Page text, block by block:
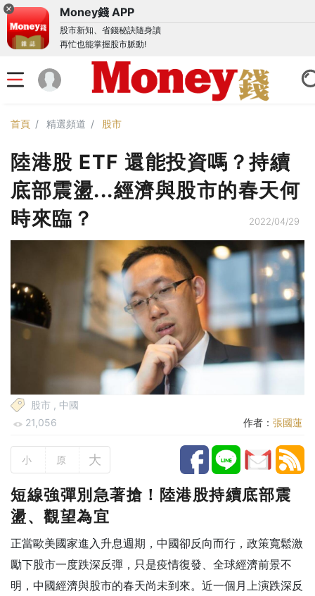
Money錢 APP
股市新知、省錢秘訣隨身讀
再忙也能掌握股市脈動!
首頁 精選頻道 股市
陸港股 ETF 還能投資嗎？持續
底部震盪...經濟與股市的春天何
時來臨？
2022/04/29
股市 , 中國
21,056
作者： 張國蓮
小 原 大
短線強彈別急著搶！陸港股持續底部震
盪、觀望為宜
正當歐美國家進入升息週期，中國卻反向而行，政策寬鬆激
勵下股市一度跌深反彈，只是疫情復發、全球經濟前景不
明，中國經濟與股市的春天尚未到來。 近一個月上演跌深反